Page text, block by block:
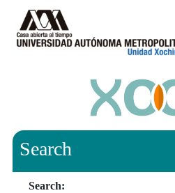
Search
Search: